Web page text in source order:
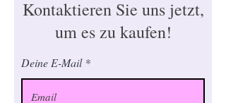
Kontaktieren Sie uns jetzt,
um es zu kaufen!
Deine E-Mail